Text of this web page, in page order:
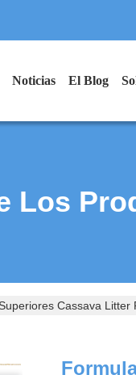
Noticias El Blog
Los
Cassava